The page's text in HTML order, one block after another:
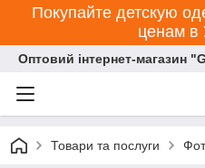
Покупайте детскую
ценам в
Оптовий інтернет-магазин
Товари та послуги